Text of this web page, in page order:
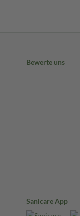
Bewerte uns
Sanicare App